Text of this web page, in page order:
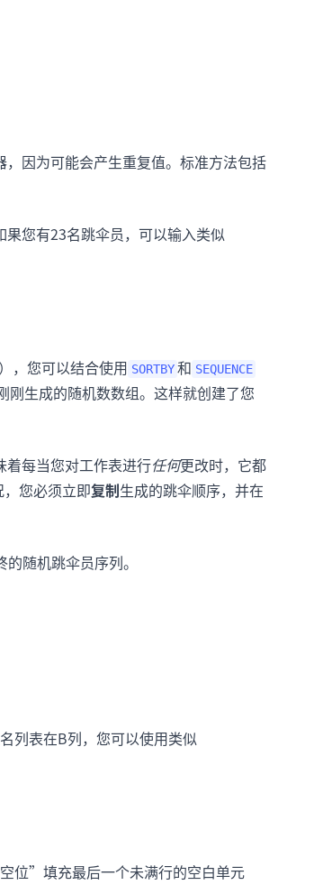
因为可能会产生重复值。标准方法包括
果您有23名跳伞员，可以输入类似
，您可以结合使用 SORTBY 和 SEQUENCE
刚生成的随机数数组。这样就创建了您
每当您对工作表进行任何更改时，它都
您必须立即复制生成的跳伞顺序，并在
随机跳伞员序列。
列表在B列，您可以使用类似
位”填充最后一个未满行的空白单元